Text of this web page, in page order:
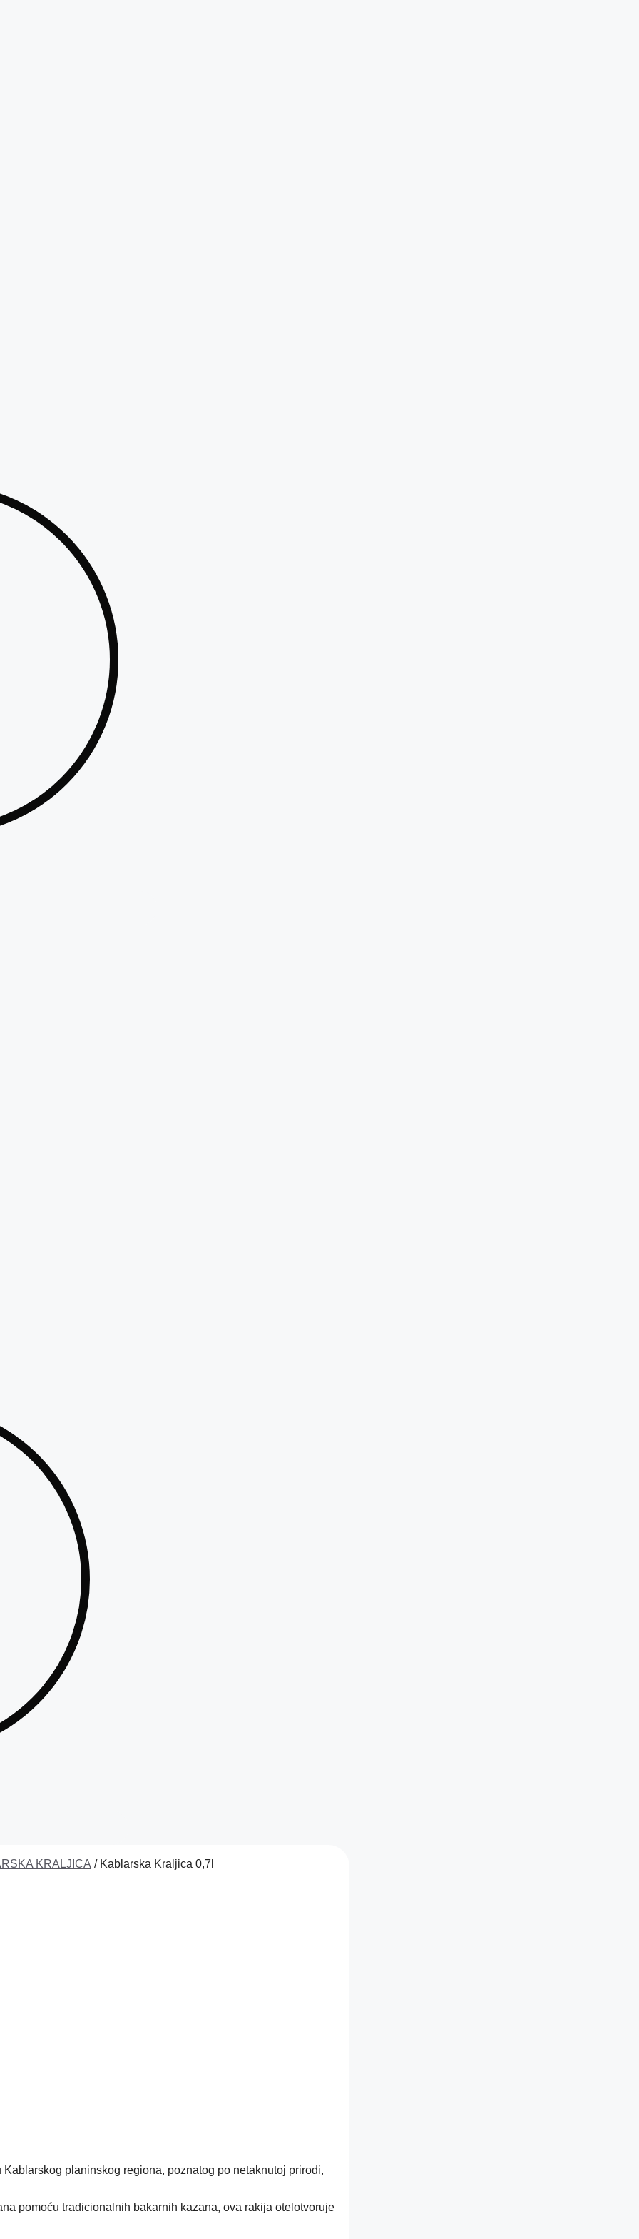
KRALJICA / Kablarska Kraljica 0,7l
planinskog regiona, poznatog po netaknutoj prirodi,
pomoću tradicionalnih bakarnih kazana, ova rakija otelotvoruje